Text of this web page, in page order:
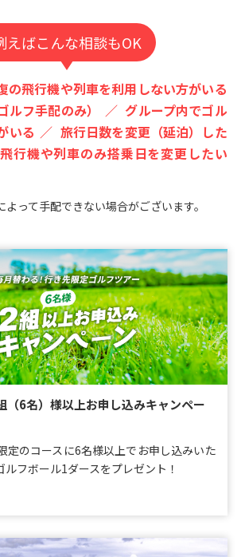
えばこんな相談もOK
の飛行機や列車を利用しない方がいる
ルフ手配のみ）
グループ内でゴル
いる
旅行日数を変更（延泊）した
行機や列車のみ搭乗日を変更したい
って手配できない場合がございます。
（6名）様以上お申し込みキャンペー
定のコースに6名様以上でお申し込みいた
ルフボール1ダースをプレゼント！